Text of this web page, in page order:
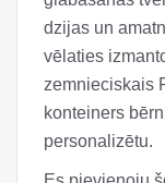
dzijas un
vēlaties
zemnieciskais
konteiners
personalizētu.